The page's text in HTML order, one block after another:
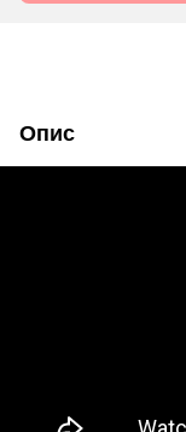
Опис